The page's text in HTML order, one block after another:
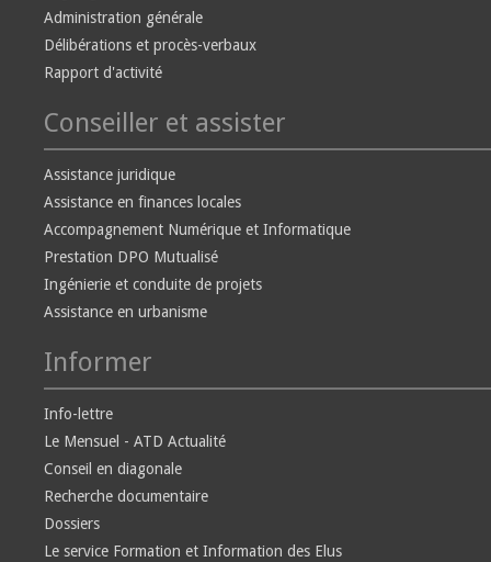
Administration générale
Délibérations et procès-verbaux
Rapport d'activité
Conseiller et assister
Assistance juridique
Assistance en finances locales
Accompagnement Numérique et Informatique
Prestation DPO Mutualisé
Ingénierie et conduite de projets
Assistance en urbanisme
Informer
Info-lettre
Le Mensuel - ATD Actualité
Conseil en diagonale
Recherche documentaire
Dossiers
Le service Formation et Information des Elus